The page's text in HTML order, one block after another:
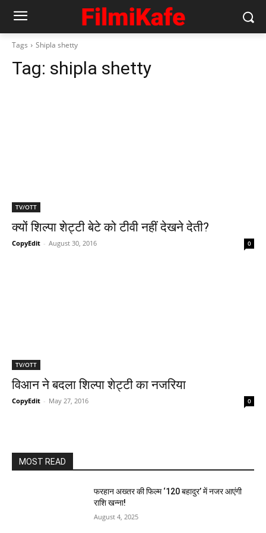
Tags Shipla shetty
Tag: shipla shetty
TV/OTT
क्‍यों शिल्‍पा शेट्टी बेटे को टीवी नहीं देखने देती?
CopyEdit - August 30, 2016 0
TV/OTT
विआन ने बदला शिल्‍पा शेट्टी का नजरिया
CopyEdit - May 27, 2016 0
MOST READ
फरहान अख्तर की फिल्म ‘120 बहादुर’ में नजर आएंगी
राशि खन्ना!
August 4, 2025